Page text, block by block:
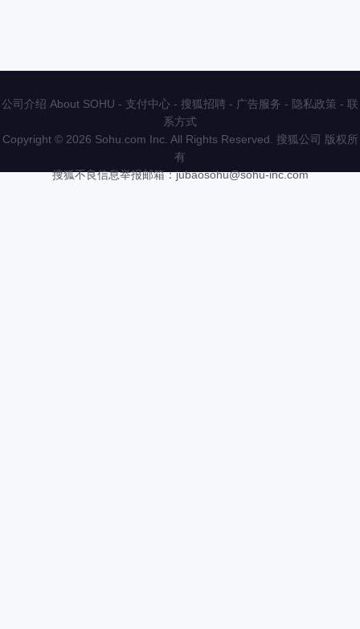
公司介绍 About SOHU - 支付中心 - 搜狐招聘 - 广告服务 - 隐私政策 - 联
系方式
Copyright © 2026 Sohu.com Inc. All Rights Reserved. 搜狐公司 版权所
有
搜狐不良信息举报邮箱：jubaosohu@sohu-inc.com